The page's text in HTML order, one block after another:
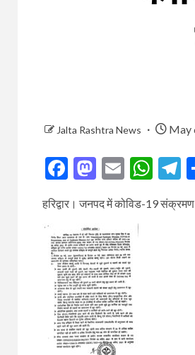
Jalta Rashtra News May
Facebook
Mastodon
Email
हरिद्वार। जनपद में कोविड-19 संक्रमण